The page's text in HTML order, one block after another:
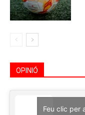
OPINIÓ
Feu clic per